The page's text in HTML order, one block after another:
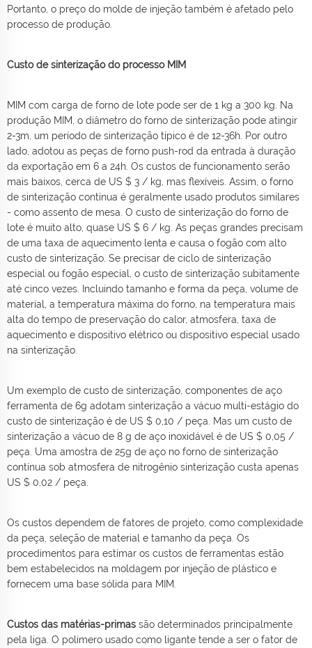
Portanto, o preço do molde de injeção também é afetado pelo
processo de produção.
Custo de sinterização do processo MIM
MIM com carga de forno de lote pode ser de 1 kg a 300 kg. Na
produção MIM, o diâmetro do forno de sinterização pode atingir
2-3m, um período de sinterização típico é de 12-36h. Por outro
lado, adotou as peças de forno push-rod da entrada à duração
da exportação em 6 a 24h. Os custos de funcionamento serão
mais baixos, cerca de US $ 3 / kg, mas flexíveis. Assim, o forno
de sinterização contínua é geralmente usado produtos similares
- como assento de mesa. O custo de sinterização do forno de
lote é muito alto, quase US $ 6 / kg. As peças grandes precisam
de uma taxa de aquecimento lenta e causa o fogão com alto
custo de sinterização. Se precisar de ciclo de sinterização
especial ou fogão especial, o custo de sinterização subitamente
até cinco vezes. Incluindo tamanho e forma da peça, volume de
material, a temperatura máxima do forno, na temperatura mais
alta do tempo de preservação do calor, atmosfera, taxa de
aquecimento e dispositivo elétrico ou dispositivo especial usado
na sinterização.
Um exemplo de custo de sinterização, componentes de aço
ferramenta de 6g adotam sinterização a vácuo multi-estágio do
custo de sinterização é de US $ 0,10 / peça. Mas um custo de
sinterização a vácuo de 8 g de aço inoxidável é de US $ 0,05 /
peça. Uma amostra de 25g de aço no forno de sinterização
contínua sob atmosfera de nitrogênio sinterização custa apenas
US $ 0,02 / peça.
Os custos dependem de fatores de projeto, como complexidade
da peça, seleção de material e tamanho da peça. Os
procedimentos para estimar os custos de ferramentas estão
bem estabelecidos na moldagem por injeção de plástico e
fornecem uma base sólida para MIM.
Custos das matérias-primas são determinados principalmente
pela liga. O polímero usado como ligante tende a ser o fator de